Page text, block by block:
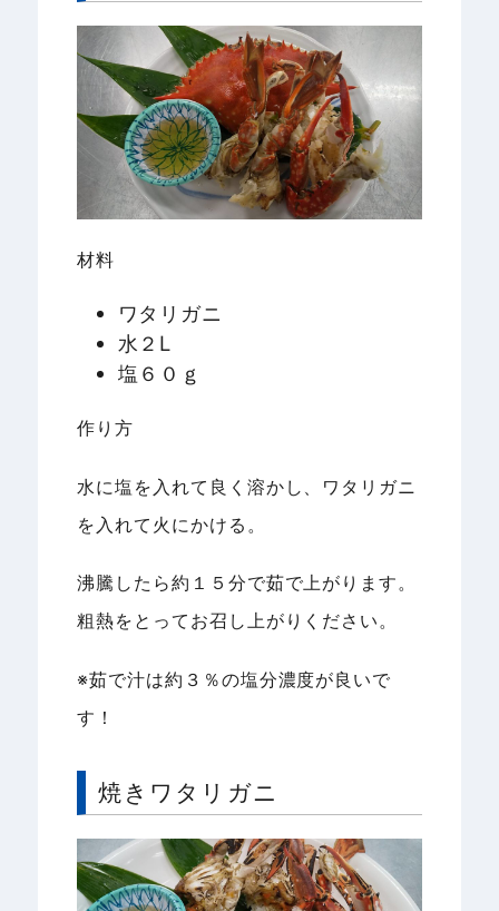
材料
ワタリガニ
水２L
塩６０ｇ
作り方
水に塩を入れて良く溶かし、ワタリガニ
を入れて火にかける。
沸騰したら約１５分で茹で上がります。
粗熱をとってお召し上がりください。
※茹で汁は約３％の塩分濃度が良いで
す！
焼きワタリガニ